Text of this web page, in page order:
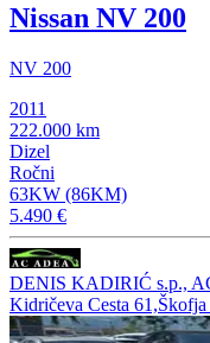
Nissan NV 200
NV 200
2011
222.000 km
Dizel
Ročni
63KW (86KM)
5.490 €
DENIS KADIRIĆ s.p.,
Kidričeva Cesta